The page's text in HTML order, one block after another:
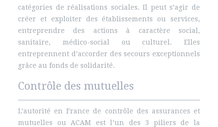
catégories de réalisations sociales. Il peut s’agir de
créer et exploiter des établissements ou services,
entreprendre des actions à caractère social,
sanitaire, médico-social ou culturel. Elles
entreprennent d’accorder des secours exceptionnels
grâce au fonds de solidarité.
Contrôle des mutuelles
L’autorité en France de contrôle des assurances et
mutuelles ou ACAM est l’un des 3 piliers de la